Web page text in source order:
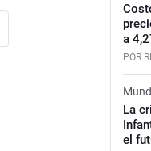
a
POR
La
el